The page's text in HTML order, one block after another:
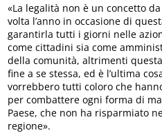
«La legalità non è un concetto
volta l’anno in occasione di
garantirla tutti i giorni nelle
come cittadini sia come
della comunità, altrimenti
fine a se stessa, ed è l’ultima
vorrebbero tutti coloro che
per combattere ogni forma di
Paese, che non ha risparmiato
regione».